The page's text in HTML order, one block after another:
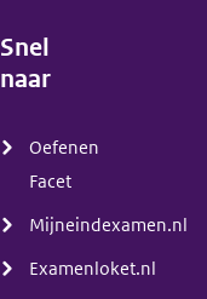
Snel
naar
Oefenen
Facet
Mijneindexamen.nl
Examenloket.nl